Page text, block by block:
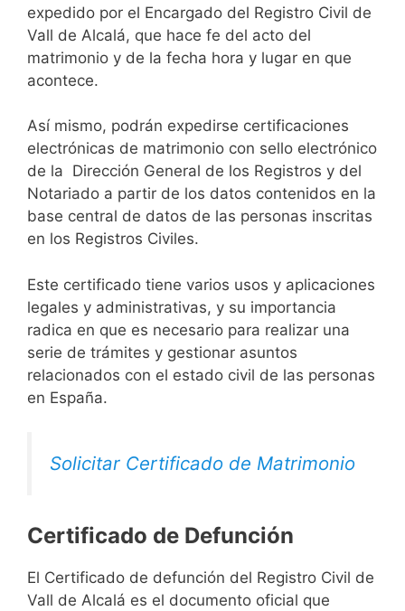
expedido por el Encargado del Registro Civil de
Vall de Alcalá, que hace fe del acto del
matrimonio y de la fecha hora y lugar en que
acontece.
Así mismo, podrán expedirse certificaciones
electrónicas de matrimonio con sello electrónico
de la Dirección General de los Registros y del
Notariado a partir de los datos contenidos en la
base central de datos de las personas inscritas
en los Registros Civiles.
Este certificado tiene varios usos y aplicaciones
legales y administrativas, y su importancia
radica en que es necesario para realizar una
serie de trámites y gestionar asuntos
relacionados con el estado civil de las personas
en España.
Solicitar Certificado de Matrimonio
Certificado de Defunción
El Certificado de defunción del Registro Civil de
Vall de Alcalá es el documento oficial que